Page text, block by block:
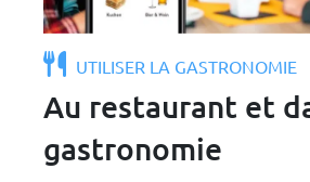
UTILISER LA GASTRONOMIE
Au restaurant et
gastronomie